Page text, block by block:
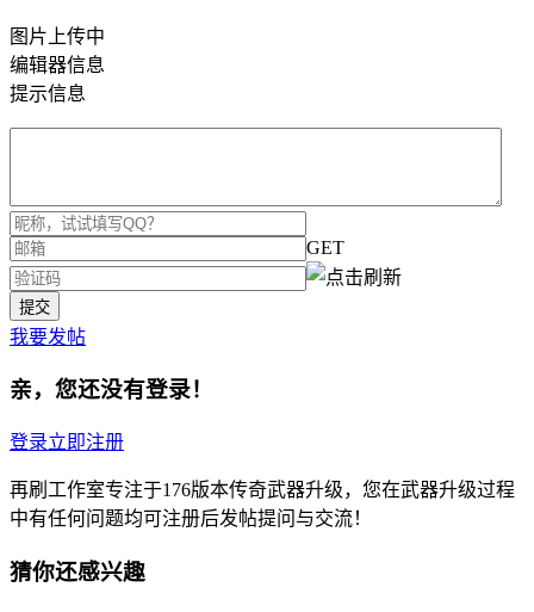
图片上传中
编辑器信息
提示信息
GET
我要发帖
亲，您还没有登录！
登录立即注册
再刷工作室专注于176版本传奇武器升级，您在武器升级过程
中有任何问题均可注册后发帖提问与交流！
猜你还感兴趣